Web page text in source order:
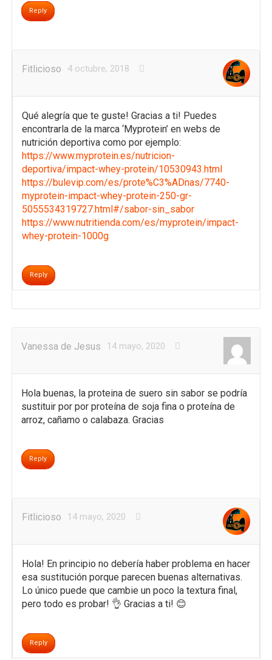
Reply
Fitlicioso 4 octubre, 2018
Qué alegría que te guste! Gracias a ti! Puedes
encontrarla de la marca ‘Myprotein’ en webs de
nutrición deportiva como por ejemplo:
https://www.myprotein.es/nutricion-
deportiva/impact-whey-protein/10530943.html
https://bulevip.com/es/prote%C3%ADnas/7740-
myprotein-impact-whey-protein-250-gr-
5055534319727.html#/sabor-sin_sabor
https://www.nutritienda.com/es/myprotein/impact-
whey-protein-1000g
Reply
Vanessa de Jesus 14 mayo, 2020
Hola buenas, la proteina de suero sin sabor se podría
sustituir por por proteína de soja fina o proteína de
arroz, cañamo o calabaza. Gracias
Reply
Fitlicioso 14 mayo, 2020
Hola! En principio no debería haber problema en hacer
esa sustitución porque parecen buenas alternativas.
Lo único puede que cambie un poco la textura final,
pero todo es probar! 👌 Gracias a ti! 😊
Reply